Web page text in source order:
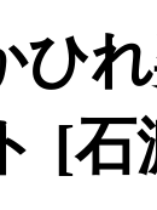
ひ
[石